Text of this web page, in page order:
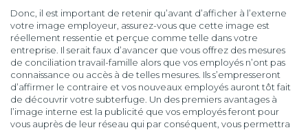
Donc, il est important de retenir qu’avant d’afficher à l’externe
votre image employeur, assurez-vous que cette image est
réellement ressentie et perçue comme telle dans votre
entreprise. Il serait faux d’avancer que vous offrez des mesures
de conciliation travail-famille alors que vos employés n’ont pas
connaissance ou accès à de telles mesures. Ils s’empresseront
d’affirmer le contraire et vos nouveaux employés auront tôt fait
de découvrir votre subterfuge. Un des premiers avantages à
l’image interne est la publicité que vos employés feront pour
vous auprès de leur réseau qui par conséquent, vous permettra